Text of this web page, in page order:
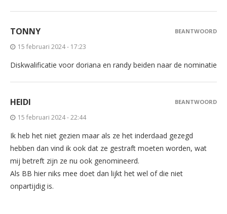
TONNY
15 februari 2024 - 17:23
Diskwalificatie voor doriana en randy beiden naar de nominatie
BEANTWOORD
HEIDI
15 februari 2024 - 22:44
Ik heb het niet gezien maar als ze het inderdaad gezegd
hebben dan vind ik ook dat ze gestraft moeten worden, wat
mij betreft zijn ze nu ook genomineerd.
Als BB hier niks mee doet dan lijkt het wel of die niet
onpartijdig is.
BEANTWOORD